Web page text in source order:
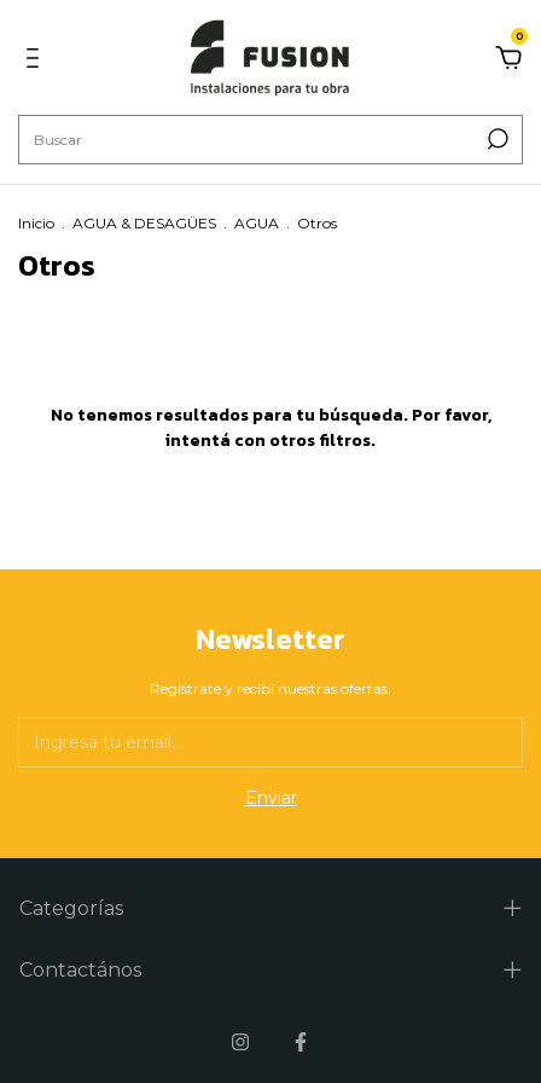
0
Inicio . AGUA & DESAGÜES . AGUA . Otros
Otros
No tenemos resultados para tu búsqueda. Por favor,
intentá con otros filtros.
Newsletter
Registrate y recibí nuestras ofertas.
Categorías
Contactános